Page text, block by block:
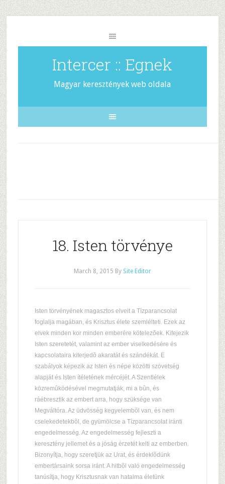
Intercer :: Egnek
Magyar keresztények web oldala
18. Isten törvénye
March 8, 2015 By Site Editor
Isten törvényének magasztos elveit a Tízparancsolat
foglalja magában, és Krisztus élete szemlélteti. Ezek az
elvek minden kor minden emberére kötelezõek. Kifejezik
Isten szeretetét, valamint az ember viselkedésére és
kapcsolataira kiterjedõ akaratát és szándékát. E
szabályok képezik az Isten és népe közötti szövetség
alapját és Isten ítéletének mércéjét. A Szentlélek
közremûködésével megmutatják, mi a bûn, és
ráébresztik az embert arra, hogy szüksége van
Megváltóra. Az üdvösség kegyelembõl van, és nem
cselekedetekbõl, de gyümölcse a Tízparancsolat iránti
engedelmesség. Az engedelmesség fejleszti a
keresztény jellemet és a jóság érzetét kelti az emberben.
Bizonyítja, hogy szeretjük az Urat, és érdeklõdünk
embertársaink sorsa iránt. A hitbõl való engedelmesség
tanúsítja, hogy Krisztusnak van hatalma életünk